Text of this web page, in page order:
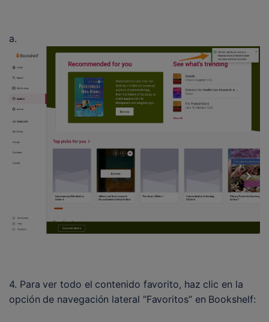
a.
4. Para ver todo el contenido favorito, haz clic en la
opción de navegación lateral “Favoritos” en Bookshelf: